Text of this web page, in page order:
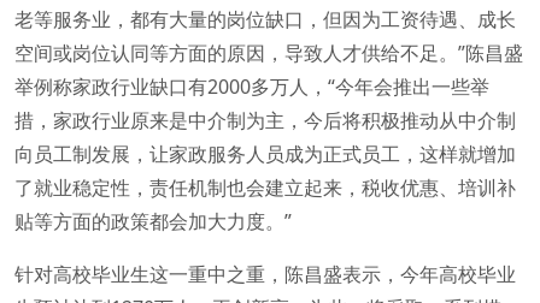
老等服务业，都有大量的岗位缺口，但因为工资待遇、成长
空间或岗位认同等方面的原因，导致人才供给不足。”陈昌盛
举例称家政行业缺口有2000多万人，“今年会推出一些举
措，家政行业原来是中介制为主，今后将积极推动从中介制
向员工制发展，让家政服务人员成为正式员工，这样就增加
了就业稳定性，责任机制也会建立起来，税收优惠、培训补
贴等方面的政策都会加大力度。”
针对高校毕业生这一重中之重，陈昌盛表示，今年高校毕业